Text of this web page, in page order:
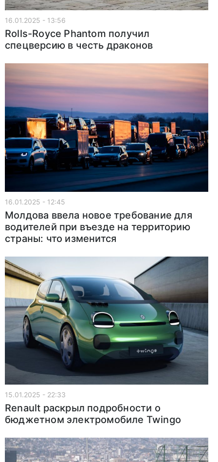
16.01.2025 - 13:56
Rolls-Royce Phantom получил
спецверсию в честь драконов
16.01.2025 - 12:45
Молдова ввела новое требование для
водителей при въезде на территорию
страны: что изменится
15.01.2025 - 22:33
Renault раскрыл подробности о
бюджетном электромобиле Twingo